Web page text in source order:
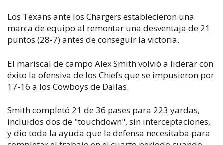
Los Texans ante los Chargers establecieron una
marca de equipo al remontar una desventaja de 21
puntos (28-7) antes de conseguir la victoria.
El mariscal de campo Alex Smith volvió a liderar con
éxito la ofensiva de los Chiefs que se impusieron por
17-16 a los Cowboys de Dallas.
Smith completó 21 de 36 pases para 223 yardas,
incluidos dos de "touchdown", sin interceptaciones,
y dio toda la ayuda que la defensa necesitaba para